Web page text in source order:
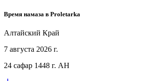
Время намаза в Proletarka
Алтайский Край
7 августа 2026 г.
24 сафар 1448 г. AH